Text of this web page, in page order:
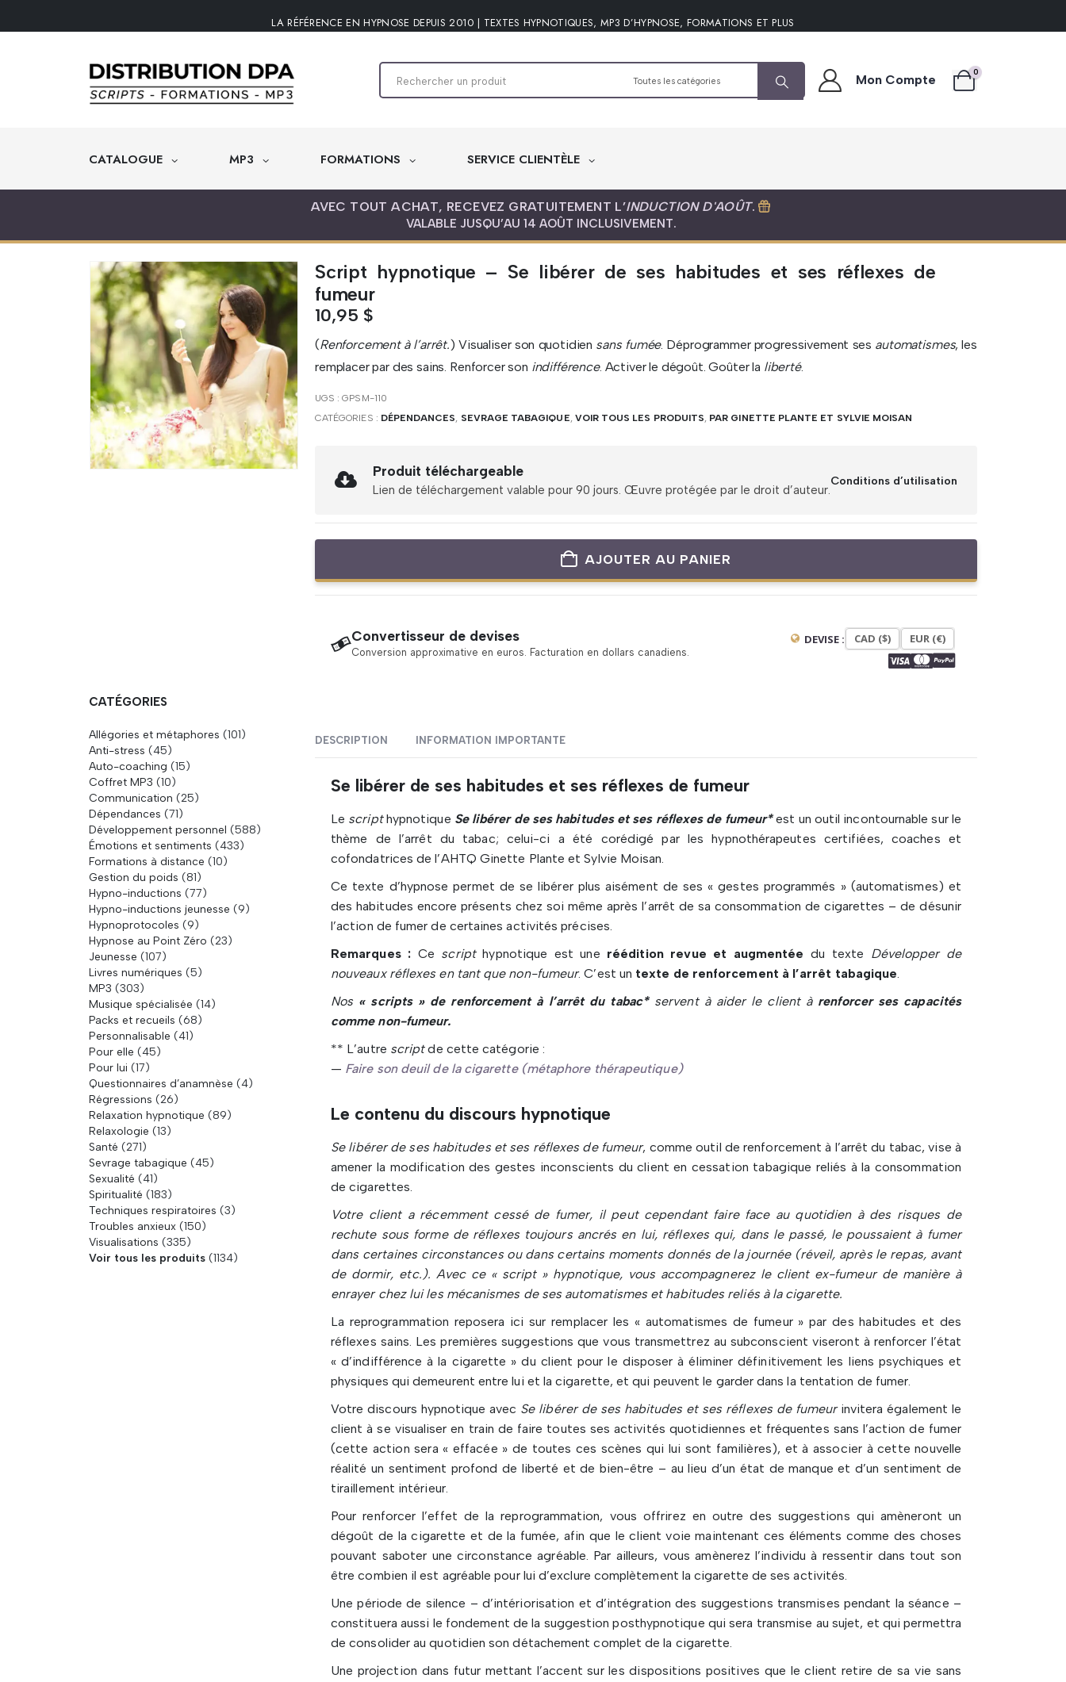
LA RÉFÉRENCE EN HYPNOSE DEPUIS 2010 | TEXTES HYPNOTIQUES, MP3 D’HYPNOSE, FORMATIONS ET PLUS
Mon Compte
0
CATALOGUE MP3 FORMATIONS SERVICE CLIENTÈLE
AVEC TOUT ACHAT, RECEVEZ GRATUITEMENT L’INDUCTION D'AOÛT.
VALABLE JUSQU’AU 14 AOÛT INCLUSIVEMENT.
Script hypnotique – Se libérer de ses habitudes et ses réflexes de
fumeur
10,95 $
(Renforcement à l’arrêt.) Visualiser son quotidien sans fumée. Déprogrammer progressivement ses automatismes, les
remplacer par des sains. Renforcer son indifférence. Activer le dégoût. Goûter la liberté.
UGS :GPSM-110
CATÉGORIES : DÉPENDANCES, SEVRAGE TABAGIQUE, VOIR TOUS LES PRODUITS, PAR GINETTE PLANTE ET SYLVIE MOISAN
Produit téléchargeable
Lien de téléchargement valable pour 90 jours. Œuvre protégée par le droit d’auteur.
Conditions d’utilisation
AJOUTER AU PANIER
Convertisseur de devises
Conversion approximative en euros. Facturation en dollars canadiens.
DEVISE : CAD ($) EUR (€)
CATÉGORIES
Allégories et métaphores (101)
Anti-stress (45)
Auto-coaching (15)
Coffret MP3 (10)
Communication (25)
Dépendances (71)
Développement personnel (588)
Émotions et sentiments (433)
Formations à distance (10)
Gestion du poids (81)
Hypno-inductions (77)
Hypno-inductions jeunesse (9)
Hypnoprotocoles (9)
Hypnose au Point Zéro (23)
Jeunesse (107)
Livres numériques (5)
MP3 (303)
Musique spécialisée (14)
Packs et recueils (68)
Personnalisable (41)
Pour elle (45)
Pour lui (17)
Questionnaires d’anamnèse (4)
Régressions (26)
Relaxation hypnotique (89)
Relaxologie (13)
Santé (271)
Sevrage tabagique (45)
Sexualité (41)
Spiritualité (183)
Techniques respiratoires (3)
Troubles anxieux (150)
Visualisations (335)
Voir tous les produits (1134)
DESCRIPTION INFORMATION IMPORTANTE
Se libérer de ses habitudes et ses réflexes de fumeur
Le scripthypnotique Se libérer de ses habitudes et ses réflexes de fumeur*est un outil incontournable sur le
thème de l’arrêt du tabac; celui-ci a été corédigé par les hypnothérapeutes certifiées, coaches et
cofondatrices de l’AHTQ Ginette Plante et Sylvie Moisan.
Ce texte d’hypnose permet de se libérer plus aisément de ses « gestes programmés » (automatismes) et
des habitudes encore présents chez soi même après l’arrêt de sa consommation de cigarettes – de désunir
l’action de fumer de certaines activités précises.
Remarques : Ce scripthypnotique est une réédition revue et augmentée du texte Développer de
nouveaux réflexes en tant que non-fumeur. C’est un texte de renforcement à l’arrêt tabagique.
Nos « scripts » de renforcement à l’arrêt du tabac*servent à aider le client à renforcer ses capacités
comme non-fumeur.
** L’autre scriptde cette catégorie :
— Faire son deuil de la cigarette (métaphore thérapeutique)
Le contenu du discours hypnotique
Se libérer de ses habitudes et ses réflexes de fumeur, comme outil de renforcement à l’arrêt du tabac, vise à
amener la modification des gestes inconscients du client en cessation tabagique reliés à la consommation
de cigarettes.
Votre client a récemment cessé de fumer, il peut cependant faire face au quotidien à des risques de
rechute sous forme de réflexes toujours ancrés en lui, réflexes qui, dans le passé, le poussaient à fumer
dans certaines circonstances ou dans certains moments donnés de la journée (réveil, après le repas, avant
de dormir, etc.). Avec ce « script » hypnotique, vous accompagnerez le client ex-fumeur de manière à
enrayer chez lui les mécanismes de ses automatismes et habitudes reliés à la cigarette.
La reprogrammation reposera ici sur remplacer les « automatismes de fumeur » par des habitudes et des
réflexes sains. Les premières suggestions que vous transmettrez au subconscient viseront à renforcer l’état
« d’indifférence à la cigarette » du client pour le disposer à éliminer définitivement les liens psychiques et
physiques qui demeurent entre lui et la cigarette, et qui peuvent le garder dans la tentation de fumer.
Votre discours hypnotique avec Se libérer de ses habitudes et ses réflexes de fumeurinvitera également le
client à se visualiser en train de faire toutes ses activités quotidiennes et fréquentes sans l’action de fumer
(cette action sera « effacée » de toutes ces scènes qui lui sont familières), et à associer à cette nouvelle
réalité un sentiment profond de liberté et de bien-être – au lieu d’un état de manque et d’un sentiment de
tiraillement intérieur.
Pour renforcer l’effet de la reprogrammation, vous offrirez en outre des suggestions qui amèneront un
dégoût de la cigarette et de la fumée, afin que le client voie maintenant ces éléments comme des choses
pouvant saboter une circonstance agréable. Par ailleurs, vous amènerez l’individu à ressentir dans tout son
être combien il est agréable pour lui d’exclure complètement la cigarette de ses activités.
Une période de silence – d’intériorisation et d’intégration des suggestions transmises pendant la séance –
constituera aussi le fondement de la suggestion posthypnotique qui sera transmise au sujet, et qui permettra
de consolider au quotidien son détachement complet de la cigarette.
Une projection dans futur mettant l’accent sur les dispositions positives que le client retire de sa vie sans